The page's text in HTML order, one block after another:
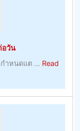
ไป
พร้อม
อวัน
ำหนดแต ... Read